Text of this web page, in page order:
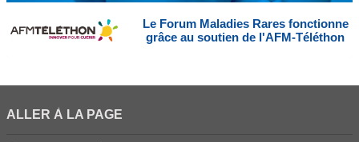
Le Forum Maladies Rares fonctionne
grâce au soutien de l'AFM-Téléthon
ALLER À LA PAGE